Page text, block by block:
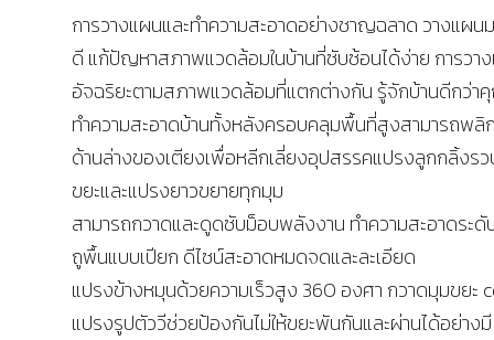
การวางแผนและทำความสะอาดอย่างชาญฉลาด วางแผน
ดี แก้ปัญหาสภาพแวดล้อมในบ้านที่ซับซ้อนได้ง่าย การวา
อัจฉริยะตามสภาพแวดล้อมที่แตกต่างกัน รู้จักบ้านดีกว่า
ทำความสะอาดบ้านทั้งหลังครอบคลุมพื้นที่สูงสามารถพลิ
ด้านล่างของเตียงเพื่อหลีกเลี่ยงอุปสรรคแปรงลูกกลิ้งร
ขยะและแปรงยาวขยายทุกมุม
สามารถกวาดและดูดซับม็อบพลังงาน ทำความสะอาดระ
ถูพื้นแบบเปียก ดีไซน์สะอาดหมดจดและละเอียด
แปรงข้างหมุนด้วยความเร็วสูง 360 องศา กวาดมุมขยะ
แปรงรูปตัววีช่วยป้องกันไม่ให้ขยะพันกันและผ่านได้อย่างมี